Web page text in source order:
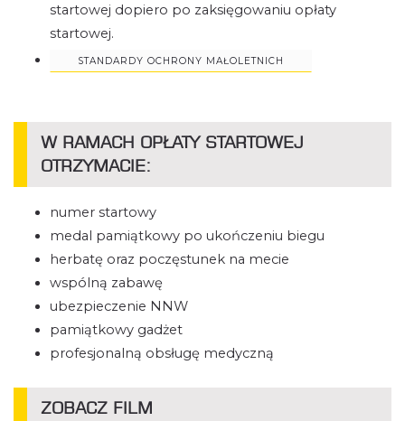
startowej dopiero po zaksięgowaniu opłaty
startowej.
STANDARDY OCHRONY MAŁOLETNICH
W RAMACH OPŁATY STARTOWEJ
OTRZYMACIE:
numer startowy
medal pamiątkowy po ukończeniu biegu
herbatę oraz poczęstunek na mecie
wspólną zabawę
ubezpieczenie NNW
pamiątkowy gadżet
profesjonalną obsługę medyczną
ZOBACZ FILM